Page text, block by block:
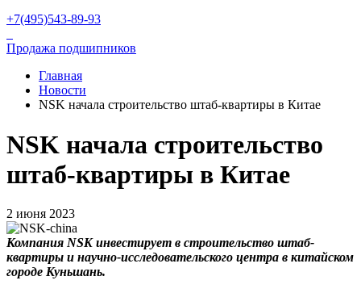
+7(495)543-89-93
Продажа подшипников
Главная
Новости
NSK начала строительство штаб-квартиры в Китае
NSK начала строительство
штаб-квартиры в Китае
2 июня 2023
Компания NSK инвестирует в строительство штаб-
квартиры и научно-исследовательского центра в китайском
городе Куньшань.